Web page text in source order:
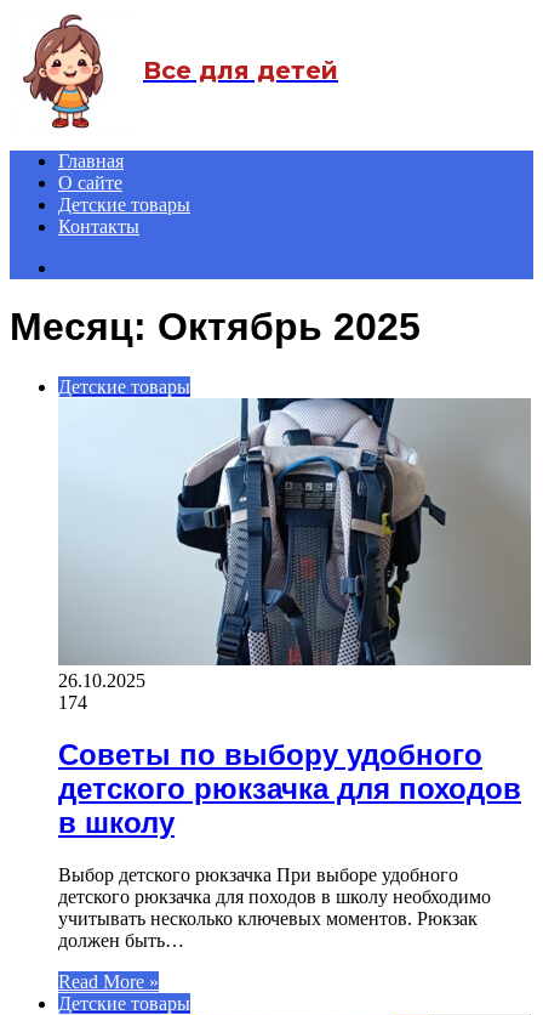
Все для детей
Главная
О сайте
Детские товары
Контакты
Месяц: Октябрь 2025
Детские товары
26.10.2025
174
Советы по выбору удобного
детского рюкзачка для походов
в школу
Выбор детского рюкзачка При выборе удобного
детского рюкзачка для походов в школу необходимо
учитывать несколько ключевых моментов. Рюкзак
должен быть…
Read More »
Детские товары